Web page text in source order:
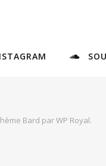
Bard parWP Royal.